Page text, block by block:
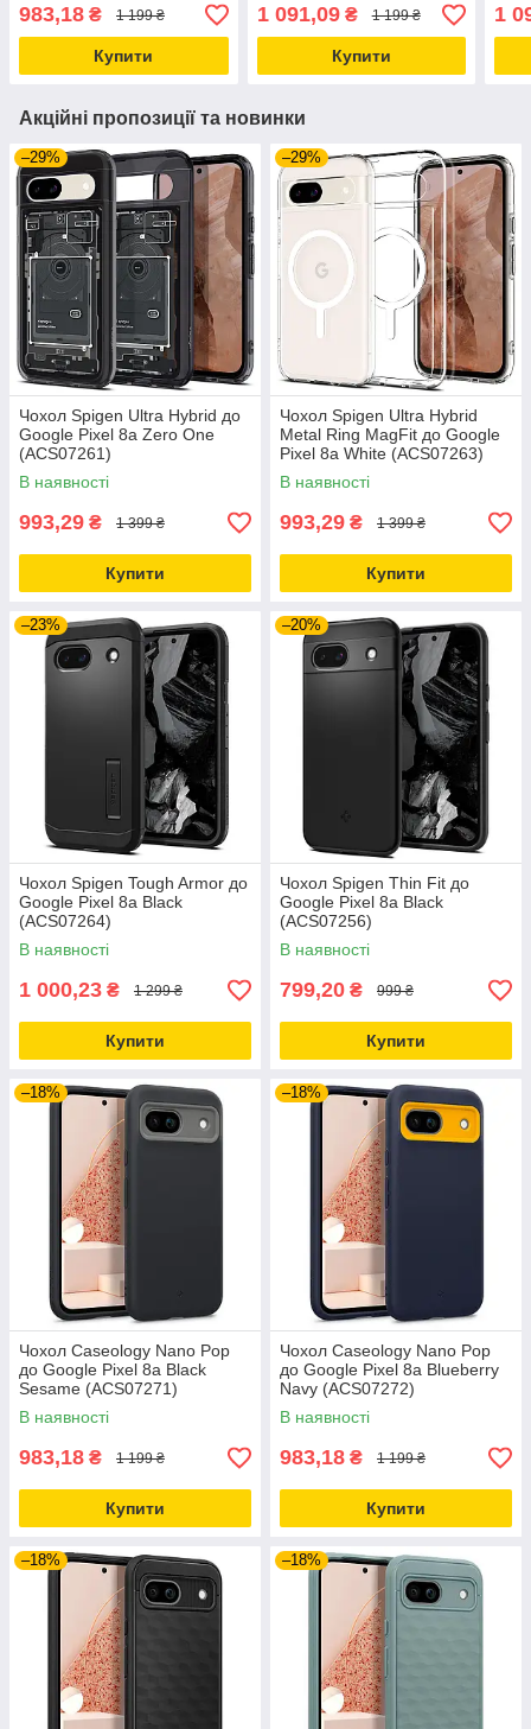
983,18 ₴ 1 199 ₴
Купити
1 091,09₴ 1 199 ₴
Купити
1
Акційні пропозиції та новинки
–29%
Чохол Spigen Ultra Hybrid до
Google Pixel 8a Zero One
(ACS07261)
В наявності
993,29 ₴ 1 399 ₴
Купити
–29%
Чохол Spigen Ultra Hybrid
Metal Ring MagFit до Google
Pixel 8a White (ACS07263)
В наявності
993,29 ₴ 1 399 ₴
Купити
–23%
Чохол Spigen Tough Armor до
Google Pixel 8a Black
(ACS07264)
В наявності
1 000,23 ₴ 1 299 ₴
Купити
–20%
Чохол Spigen Thin Fit до
Google Pixel 8a Black
(ACS07256)
В наявності
799,20 ₴ 999 ₴
Купити
–18%
Чохол Caseology Nano Pop
до Google Pixel 8a Black
Sesame (ACS07271)
В наявності
983,18 ₴ 1 199 ₴
Купити
–18%
Чохол Caseology Nano Pop
до Google Pixel 8a Blueberry
Navy (ACS07272)
В наявності
983,18 ₴ 1 199 ₴
Купити
–18% –18%